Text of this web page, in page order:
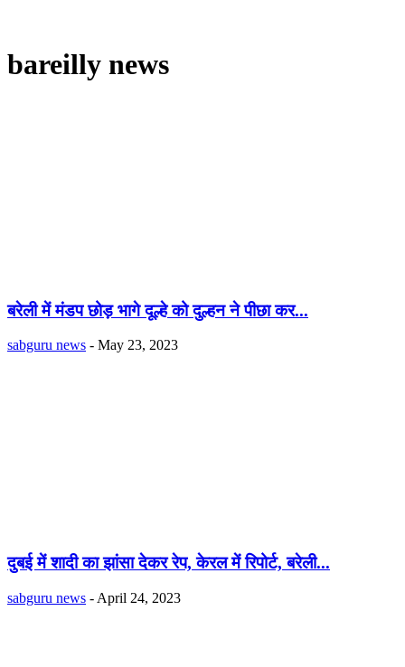
bareilly news
बरेली में मंडप छोड़ भागे दूल्हे को दुल्हन ने पीछा कर...
sabguru news - May 23, 2023
दुबई में शादी का झांसा देकर रेप, केरल में रिपोर्ट, बरेली...
sabguru news - April 24, 2023